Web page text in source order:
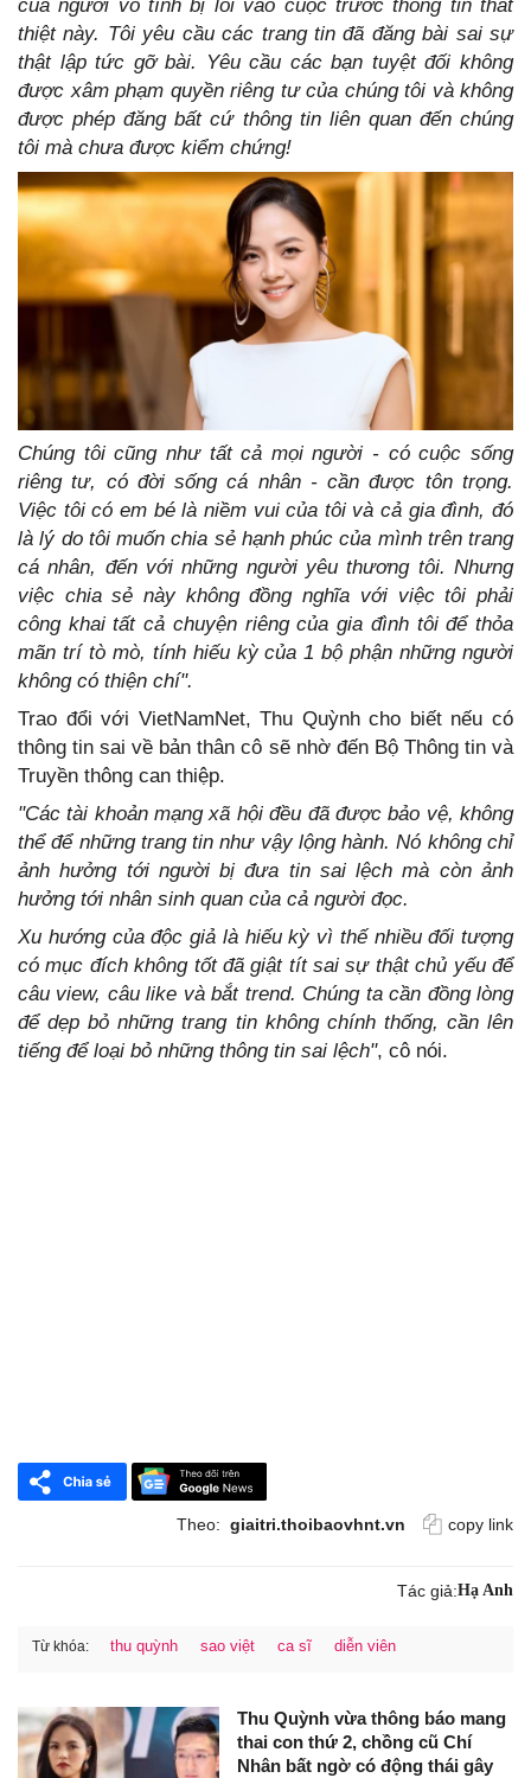
của người vô tình bị lôi vào cuộc trước thông tin thất
thiệt này. Tôi yêu cầu các trang tin đã đăng bài sai sự
thật lập tức gỡ bài. Yêu cầu các bạn tuyệt đối không
được xâm phạm quyền riêng tư của chúng tôi và không
được phép đăng bất cứ thông tin liên quan đến chúng
tôi mà chưa được kiểm chứng!
Chúng tôi cũng như tất cả mọi người - có cuộc sống
riêng tư, có đời sống cá nhân - cần được tôn trọng.
Việc tôi có em bé là niềm vui của tôi và cả gia đình, đó
là lý do tôi muốn chia sẻ hạnh phúc của mình trên trang
cá nhân, đến với những người yêu thương tôi. Nhưng
việc chia sẻ này không đồng nghĩa với việc tôi phải
công khai tất cả chuyện riêng của gia đình tôi để thỏa
mãn trí tò mò, tính hiếu kỳ của 1 bộ phận những người
không có thiện chí".
Trao đổi với VietNamNet, Thu Quỳnh cho biết nếu có
thông tin sai về bản thân cô sẽ nhờ đến Bộ Thông tin và
Truyền thông can thiệp.
"Các tài khoản mạng xã hội đều đã được bảo vệ, không
thể để những trang tin như vậy lộng hành. Nó không chỉ
ảnh hưởng tới người bị đưa tin sai lệch mà còn ảnh
hưởng tới nhân sinh quan của cả người đọc.
Xu hướng của độc giả là hiếu kỳ vì thế nhiều đối tượng
có mục đích không tốt đã giật tít sai sự thật chủ yếu để
câu view, câu like và bắt trend. Chúng ta cần đồng lòng
để dẹp bỏ những trang tin không chính thống, cần lên
tiếng để loại bỏ những thông tin sai lệch", cô nói.
Theo: giaitri.thoibaovhnt.vn copy link
Tác giả:Hạ Anh
Từ khóa: thu quỳnh sao việt ca sĩ diễn viên
Thu Quỳnh vừa thông báo mang
thai con thứ 2, chồng cũ Chí
Nhân bất ngờ có động thái gây